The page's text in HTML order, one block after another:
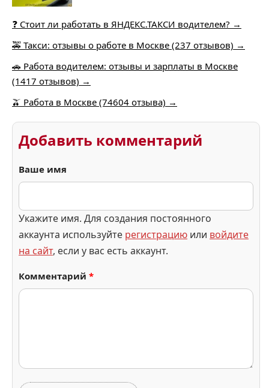
❓ Стоит ли работать в ЯНДЕКС.ТАКСИ водителем? →
🚕 Такси: отзывы о работе в Москве (237 отзывов) →
🚗 Работа водителем: отзывы и зарплаты в Москве
(1417 отзывов) →
🫒 Работа в Москве (74604 отзыва) →
Добавить комментарий
Ваше имя
Укажите имя. Для создания постоянного
аккаунта используйте регистрацию или войдите
на сайт, если у вас есть аккаунт.
Комментарий *